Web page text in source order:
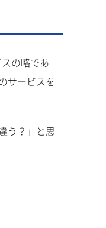
の略であ
サービスを
う？」と思